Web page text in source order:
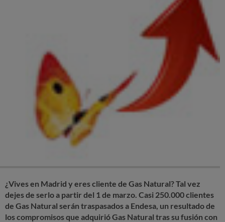
¿Vives en Madrid y eres cliente de Gas Natural? Tal vez
dejes de serlo a partir del 1 de marzo. Casi 250.000 clientes
de Gas Natural serán traspasados a Endesa, un resultado de
los compromisos que adquirió Gas Natural tras su fusión con